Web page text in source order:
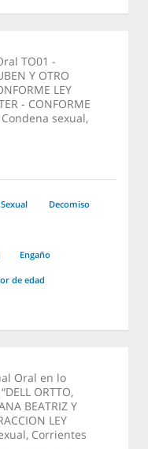
TO01 -
Y OTRO
LEY
- CONFORME
Condena sexual,
Decomiso
Engaño
de edad
Oral en lo
ORTTO,
BEATRIZ Y
LEY
Corrientes